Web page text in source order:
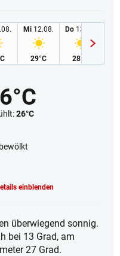
Mi 12.08.
29°C
Do13.08.
28°C
26°C
bewölkt
einblenden
überwiegend sonnig.
bei 13 Grad, am
27 Grad.